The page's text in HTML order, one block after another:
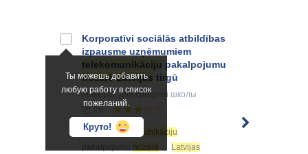
Ты можешь добавить
любую работу в список
пожеланий.
Круто!
Korporatīvi sociālās atbildības
izpausme uzņēmumiem
telekomunikāciju pakalpojumu
nozarē Latvijas tirgū
Реферат для средней школы
... ka: 1. Telekomunikāciju
pakalpojumu nozarē
Latvijas